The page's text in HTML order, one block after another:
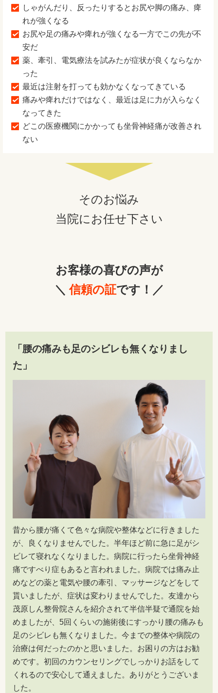
しゃがんだり、反ったりするとお尻や脚の痛み、痺
れが強くなる
お尻や足の痛みや痺れが強くなる一方でこの先が不
安だ
薬、牽引、電気療法を試みたが症状が良くならなか
った
最近は注射を打っても効かなくなってきている
痛みや痺れだけではなく、最近は足に力が入らなく
なってきた
どこの医療機関にかかっても坐骨神経痛が改善され
ない
そのお悩み
当院にお任せ下さい
お客様の喜びの声が
＼信頼の証です！／
「腰の痛みも足のシビレも無くなりまし
た」
昔から腰が痛くて色々な病院や整体などに行きました
が、良くなりませんでした。半年ほど前に急に足がシ
ビレて寝れなくなりました。病院に行ったら坐骨神経
痛ですべり症もあると言われました。病院では痛み止
めなどの薬と電気や腰の牽引、マッサージなどをして
貰いましたが、症状は変わりませんでした。友達から
茂原しん整骨院さんを紹介されて半信半疑で通院を始
めましたが、5回くらいの施術後にすっかり腰の痛みも
足のシビレも無くなりました。今までの整体や病院の
治療は何だったのかと思いました。お困りの方はお勧
めです。初回のカウンセリングでしっかりお話をして
くれるので安心して通えました。ありがとうございま
した。